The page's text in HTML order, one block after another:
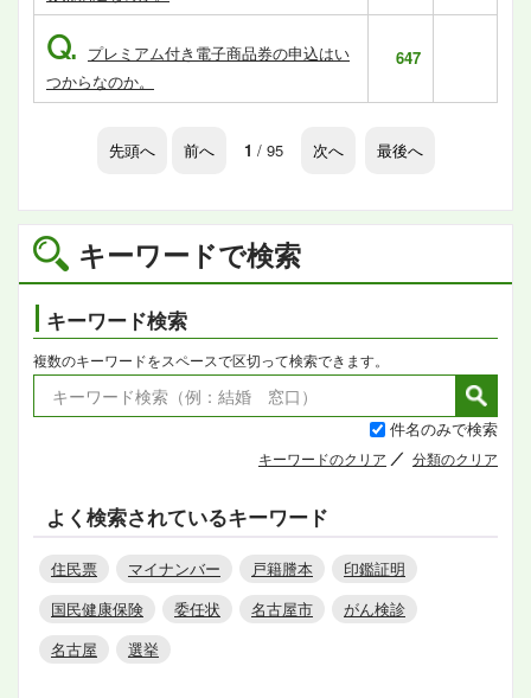
キーワードで検索
キーワード検索
複数のキーワードをスペースで区切って検索できます。
件名のみで検索
キーワードのクリア 分類のクリア
よく検索されているキーワード
住民票 マイナンバー 戸籍謄本
印鑑証明
国民健康保険
委任状 名古屋市
がん検診
名古屋
選挙
Q. プレミアム付き電子商品券の申込はい
つからなのか。
647
先頭へ 前へ 1 / 95 次へ 最後へ